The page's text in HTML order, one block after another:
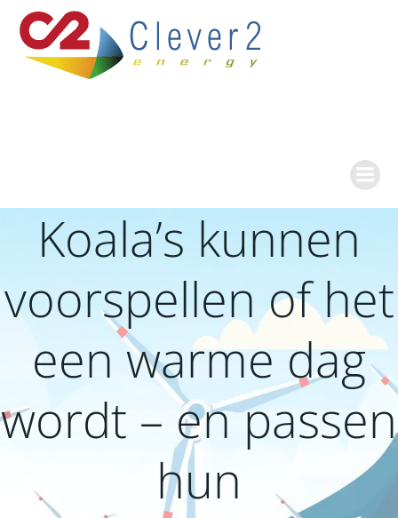
naar
de
inhoud
Koala’s kunnen
voorspellen of het
een warme dag
wordt – en passen
hun